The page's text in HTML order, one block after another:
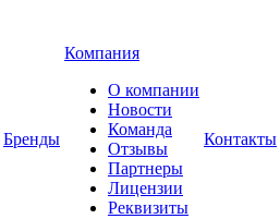
Бренды
Компания
О компании
Новости
Команда
Отзывы
Партнеры
Лицензии
Реквизиты
Контакты